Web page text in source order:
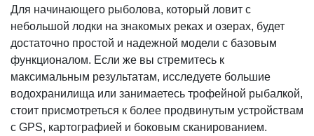
Для начинающего рыболова, который ловит с
небольшой лодки на знакомых реках и озерах, будет
достаточно простой и надежной модели с базовым
функционалом. Если же вы стремитесь к
максимальным результатам, исследуете большие
водохранилища или занимаетесь трофейной рыбалкой,
стоит присмотреться к более продвинутым устройствам
с GPS, картографией и боковым сканированием.